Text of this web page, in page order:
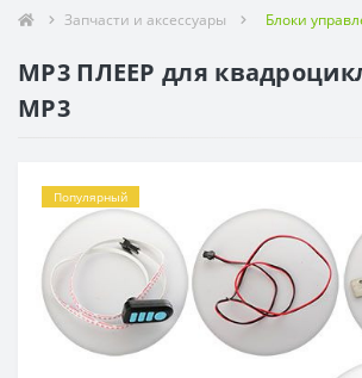
Запчасти и аксессуары Блоки
MP3 ПЛЕЕР для
MP3
Популярный